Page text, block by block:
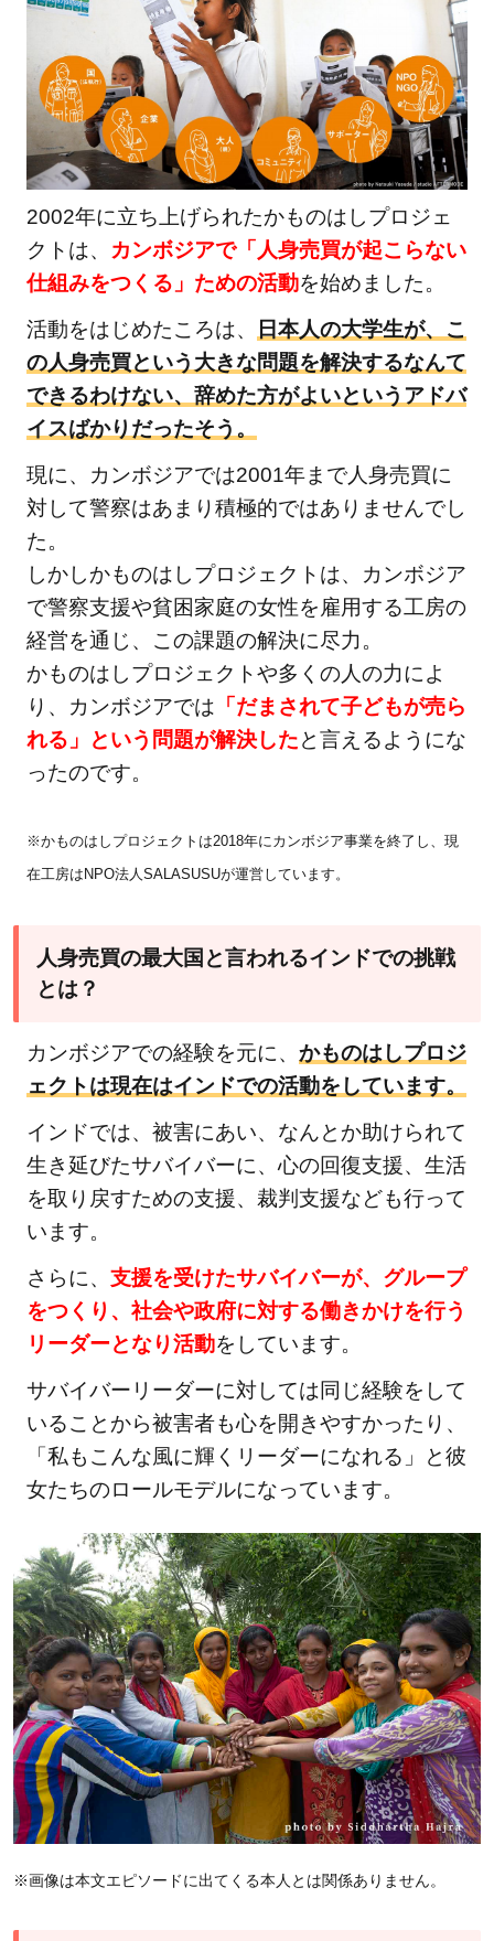
2002年に立ち上げられたかものはしプロジェ
クトは、 カンボジアで「人身売買が起こらない
仕組みをつくる」ための活動を始めました。
活動をはじめたころは、
日本人の大学生が、こ
の人身売買という大きな問題を解決するなんて
できるわけない、辞めた方がよいというアドバ
イスばかりだったそう。
現に、カンボジアでは2001年まで人身売買に
対して警察はあまり積極的ではありませんでし
た。
しかしかものはしプロジェクトは、カンボジア
で警察支援や貧困家庭の女性を雇用する工房の
経営を通じ、この課題の解決に尽力。
かものはしプロジェクトや多くの人の力によ
り、カンボジアでは 「だまされて子どもが売ら
れる」という問題が解決したと言えるようにな
ったのです。
※かものはしプロジェクトは2018年にカンボジア事業を終了し、現
在工房はNPO法人SALASUSUが運営しています。
人身売買の最大国と言われるインドでの挑戦
とは？
カンボジアでの経験を元に、 かものはしプロジ
ェクトは現在はインドでの活動をしています。
インドでは、被害にあい、なんとか助けられて
生き延びたサバイバーに、心の回復支援、生活
を取り戻すための支援、裁判支援なども行って
います。
さらに、 支援を受けたサバイバーが、グループ
をつくり、社会や政府に対する働きかけを行う
リーダーとなり活動をしています。
サバイバーリーダーに対しては同じ経験をして
いることから被害者も心を開きやすかったり、
「私もこんな風に輝くリーダーになれる」と彼
女たちのロールモデルになっています。
※画像は本文エピソードに出てくる本人とは関係ありません。